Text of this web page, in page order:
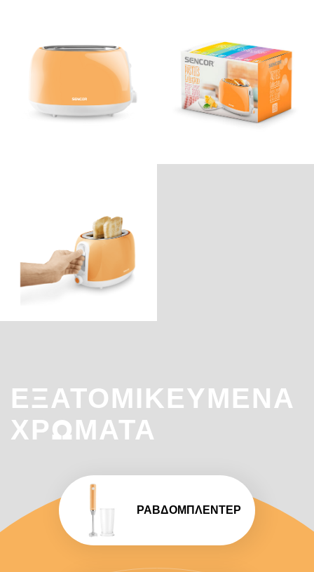
ΕΞΑΤΟΜΙΚΕΥΜΈΝΑ
ΧΡΏΜΑΤΑ
ΡΑΒΔΟΜΠΛΈΝΤΕΡ